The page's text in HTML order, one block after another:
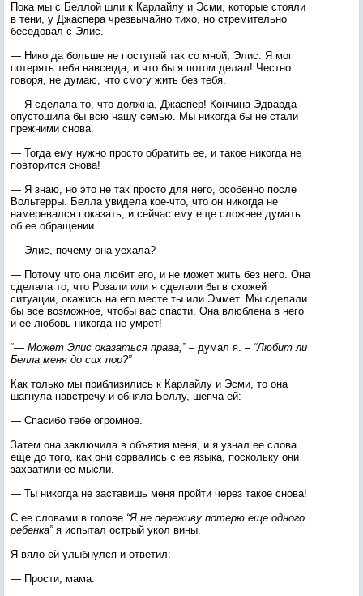
Пока мы с Беллой шли к Карлайлу и Эсми, которые стояли
в тени, у Джаспера чрезвычайно тихо, но стремительно
беседовал с Элис.
— Никогда больше не поступай так со мной, Элис. Я мог
потерять тебя навсегда, и что бы я потом делал! Честно
говоря, не думаю, что смогу жить без тебя.
— Я сделала то, что должна, Джаспер! Кончина Эдварда
опустошила бы всю нашу семью. Мы никогда бы не стали
прежними снова.
— Тогда ему нужно просто обратить ее, и такое никогда не
повторится снова!
— Я знаю, но это не так просто для него, особенно после
Вольтерры. Белла увидела кое-что, что он никогда не
намеревался показать, и сейчас ему еще сложнее думать
об ее обращении.
— Элис, почему она уехала?
— Потому что она любит его, и не может жить без него. Она
сделала то, что Розали или я сделали бы в схожей
ситуации, окажись на его месте ты или Эммет. Мы сделали
бы все возможное, чтобы вас спасти. Она влюблена в него
и ее любовь никогда не умрет!
“— Может Элис оказаться права,”– думал я. – “Любит ли
Белла меня до сих пор?”
Как только мы приблизились к Карлайлу и Эсми, то она
шагнула навстречу и обняла Беллу, шепча ей:
— Спасибо тебе огромное.
Затем она заключила в объятия меня, и я узнал ее слова
еще до того, как они сорвались с ее языка, поскольку они
захватили ее мысли.
— Ты никогда не заставишь меня пройти через такое снова!
С ее словами в голове “Я не переживу потерю еще одного
ребенка” я испытал острый укол вины.
Я вяло ей улыбнулся и ответил:
— Прости, мама.